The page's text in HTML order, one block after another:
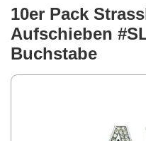
10er Pack
Aufschieben
Buchstabe